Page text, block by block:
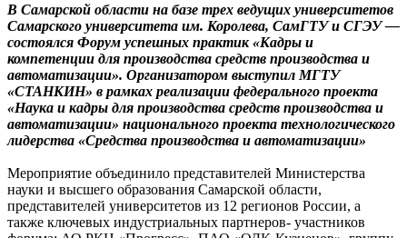
В Самарской области на базе трех ведущих университетов
Самарского университета им. Королева, СамГТУ и СГЭУ —
состоялся Форум успешных практик «Кадры и
компетенции для производства средств производства и
автоматизации». Организатором выступил МГТУ
«СТАНКИН» в рамках реализации федерального проекта
«Наука и кадры для производства средств производства и
автоматизации» национального проекта технологического
лидерства «Средства производства и автоматизации»
Мероприятие объединило представителей Министерства
науки и высшего образования Самарской области,
представителей университетов из 12 регионов России, а
также ключевых индустриальных партнеров- участников